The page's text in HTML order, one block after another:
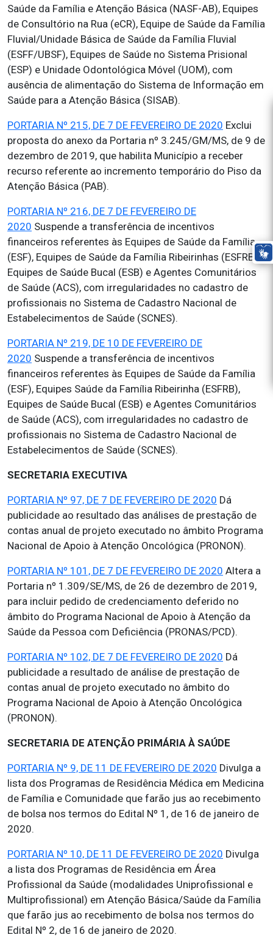
Saúde da Família e Atenção Básica (NASF-AB), Equipes
de Consultório na Rua (eCR), Equipe de Saúde da Família
Fluvial/Unidade Básica de Saúde da Família Fluvial
(ESFF/UBSF), Equipes de Saúde no Sistema Prisional
(ESP) e Unidade Odontológica Móvel (UOM), com
ausência de alimentação do Sistema de Informação em
Saúde para a Atenção Básica (SISAB).
PORTARIA Nº 215, DE 7 DE FEVEREIRO DE 2020 Exclui
proposta do anexo da Portaria nº 3.245/GM/MS, de 9 de
dezembro de 2019, que habilita Município a receber
recurso referente ao incremento temporário do Piso da
Atenção Básica (PAB).
PORTARIA Nº 216, DE 7 DE FEVEREIRO DE
2020 Suspende a transferência de incentivos
financeiros referentes às Equipes de Saúde da Família
(ESF), Equipes de Saúde da Família Ribeirinhas (ESFRB),
Equipes de Saúde Bucal (ESB) e Agentes Comunitários
de Saúde (ACS), com irregularidades no cadastro de
profissionais no Sistema de Cadastro Nacional de
Estabelecimentos de Saúde (SCNES).
PORTARIA Nº 219, DE 10 DE FEVEREIRO DE
2020 Suspende a transferência de incentivos
financeiros referentes às Equipes de Saúde da Família
(ESF), Equipes Saúde da Família Ribeirinha (ESFRB),
Equipes de Saúde Bucal (ESB) e Agentes Comunitários
de Saúde (ACS), com irregularidades no cadastro de
profissionais no Sistema de Cadastro Nacional de
Estabelecimentos de Saúde (SCNES).
SECRETARIA EXECUTIVA
PORTARIA Nº 97, DE 7 DE FEVEREIRO DE 2020 Dá
publicidade ao resultado das análises de prestação de
contas anual de projeto executado no âmbito Programa
Nacional de Apoio à Atenção Oncológica (PRONON).
PORTARIA Nº 101, DE 7 DE FEVEREIRO DE 2020 Altera a
Portaria nº 1.309/SE/MS, de 26 de dezembro de 2019,
para incluir pedido de credenciamento deferido no
âmbito do Programa Nacional de Apoio à Atenção da
Saúde da Pessoa com Deficiência (PRONAS/PCD).
PORTARIA Nº 102, DE 7 DE FEVEREIRO DE 2020 Dá
publicidade a resultado de análise de prestação de
contas anual de projeto executado no âmbito do
Programa Nacional de Apoio à Atenção Oncológica
(PRONON).
SECRETARIA DE ATENÇÃO PRIMÁRIA À SAÚDE
PORTARIA Nº 9, DE 11 DE FEVEREIRO DE 2020 Divulga a
lista dos Programas de Residência Médica em Medicina
de Família e Comunidade que farão jus ao recebimento
de bolsa nos termos do Edital Nº 1, de 16 de janeiro de
2020.
PORTARIA Nº 10, DE 11 DE FEVEREIRO DE 2020 Divulga
a lista dos Programas de Residência em Área
Profissional da Saúde (modalidades Uniprofissional e
Multiprofissional) em Atenção Básica/Saúde da Família
que farão jus ao recebimento de bolsa nos termos do
Edital Nº 2, de 16 de janeiro de 2020.